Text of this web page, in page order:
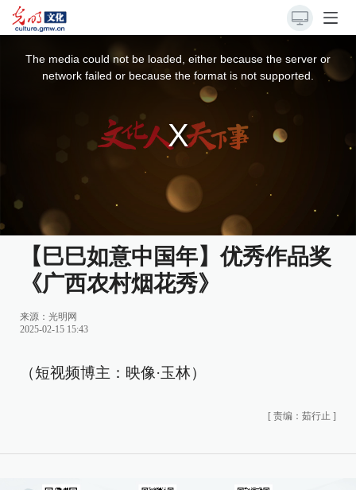
The media could not be loaded, either because the server or
network failed or because the format is not supported.
【巳巳如意中国年】优秀作品奖
《广西农村烟花秀》
来源： 光明网
2025-02-15 15:43
（短视频博主： 映像·玉林）
[ 责编：茹行止 ]